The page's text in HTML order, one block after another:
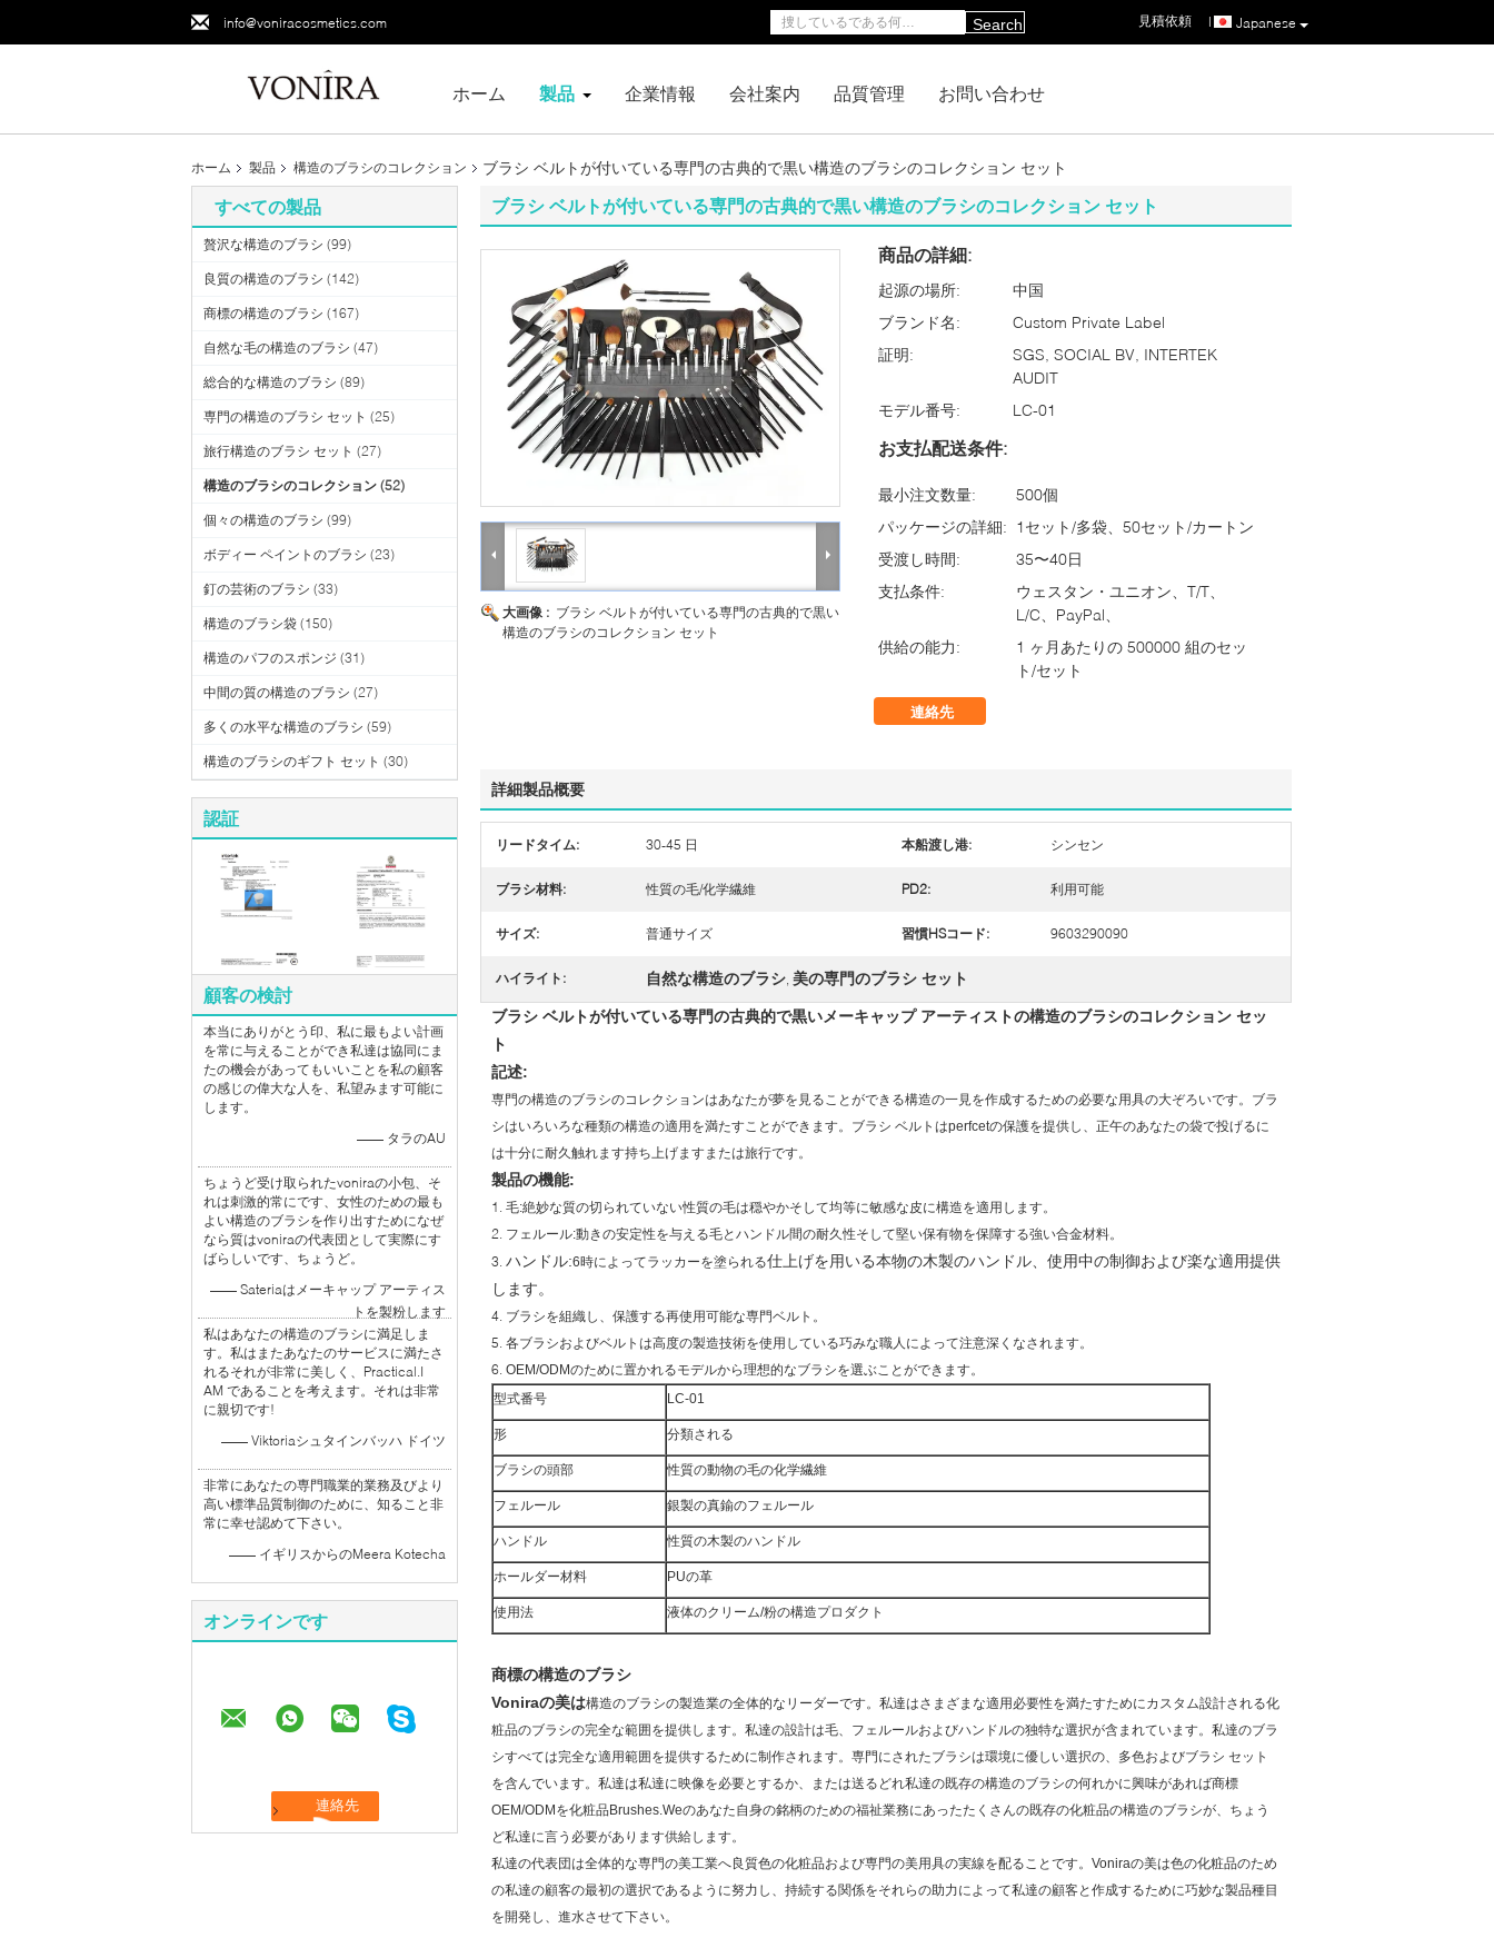
info@voniracosmetics.com Japanese
見積依頼 |
Search
ホーム 製品 企業情報 会社案内 品質管理 お問い合わせ
ホーム 製品 構造のブラシのコレクション ブラシ ベルトが付いている専門の古典的で黒い構造のブラシのコレクション セット
すべての製品
贅沢な構造のブラシ (99)
良質の構造のブラシ (142)
商標の構造のブラシ (167)
自然な毛の構造のブラシ (47)
総合的な構造のブラシ (89)
専門の構造のブラシ セット (25)
旅行構造のブラシ セット (27)
構造のブラシのコレクション (52)
個々の構造のブラシ (99)
ボディー ペイントのブラシ (23)
釘の芸術のブラシ (33)
構造のブラシ袋 (150)
構造のパフのスポンジ (31)
中間の質の構造のブラシ (27)
多くの水平な構造のブラシ (59)
構造のブラシのギフト セット (30)
認証
顧客の検討
本当にありがとう印、私に最もよい計画
を常に与えることができ私達は協同にま
たの機会があってもいいことを私の顧客
の感じの偉大な人を、私望みます可能に
します。
—— タラのAU
ちょうど受け取られたvoniraの小包、そ
れは刺激的常にです、女性のための最も
よい構造のブラシを作り出すためになぜ
なら質はvoniraの代表団として実際にす
ばらしいです、ちょうど。
—— Sateriaはメーキャップ アーティス
トを製粉します
私はあなたの構造のブラシに満足しま
す。私はまたあなたのサービスに満たさ
れるそれが非常に美しく、Practical.I
AM であることを考えます。それは非常
に親切です!
—— Viktoriaシュタインバッハ ドイツ
非常にあなたの専門職業的業務及びより
高い標準品質制御のために、知ること非
常に幸せ認めて下さい。
—— イギリスからのMeera Kotecha
オンラインです
ブラシ ベルトが付いている専門の古典的で黒い構造のブラシのコレクション セット
大画像 : ブラシ ベルトが付いている専門の古典的で黒い
構造のブラシのコレクション セット
商品の詳細:
起源の場所:
中国
ブランド名:
Custom Private Label
証明:
SGS, SOCIAL BV, INTERTEK
AUDIT
モデル番号:
LC-01
お支払配送条件:
最小注文数量:
500個
パッケージの詳細: 1セット/多袋、50セット/カートン
受渡し時間:
35〜40日
支払条件:
ウェスタン・ユニオン、T/T、
L/C、PayPal、
供給の能力:
1 ヶ月あたりの 500000 組のセッ
ト/セット
連絡先
詳細製品概要
リードタイム: 30-45 日 本船渡し港: シンセン
ブラシ材料: 性質の毛/化学繊維 PD2: 利用可能
サイズ: 普通サイズ 習慣HSコード: 9603290090
ハイライト: 自然な構造のブラシ, 美の専門のブラシ セット
ブラシ ベルトが付いている専門の古典的で黒いメーキャップ アーティストの構造のブラシのコレクション セッ
ト
記述:
専門の構造のブラシのコレクションはあなたが夢を見ることができる構造の一見を作成するための必要な用具の大ぞろいです。ブラ
シはいろいろな種類の構造の適用を満たすことができます。ブラシ ベルトはperfcetの保護を提供し、正午のあなたの袋で投げるに
は十分に耐久触れます持ち上げますまたは旅行です。
製品の機能:
1. 毛:絶妙な質の切られていない性質の毛は穏やかそして均等に敏感な皮に構造を適用します。
2. フェルール:動きの安定性を与える毛とハンドル間の耐久性そして堅い保有物を保障する強い合金材料。
3. ハンドル:6時によってラッカーを塗られる仕上げを用いる本物の木製のハンドル、使用中の制御および楽な適用提供
します。
4. ブラシを組織し、保護する再使用可能な専門ベルト。
5. 各ブラシおよびベルトは高度の製造技術を使用している巧みな職人によって注意深くなされます。
6. OEM/ODMのために置かれるモデルから理想的なブラシを選ぶことができます。
型式番号
LC-01
形 分類される
ブラシの頭部 性質の動物の毛の化学繊維
フェルール 銀製の真鍮のフェルール
ハンドル 性質の木製のハンドル
ホールダー材料 PUの革
使用法 液体のクリーム/粉の構造プロダクト
商標の構造のブラシ
Voniraの美は構造のブラシの製造業の全体的なリーダーです。私達はさまざまな適用必要性を満たすためにカスタム設計される化
粧品のブラシの完全な範囲を提供します。私達の設計は毛、フェルールおよびハンドルの独特な選択が含まれています。私達のブラ
シすべては完全な適用範囲を提供するために制作されます。専門にされたブラシは環境に優しい選択の、多色およびブラシ セット
を含んでいます。私達は私達に映像を必要とするか、または送るどれ私達の既存の構造のブラシの何れかに興味があれば商標
OEM/ODMを化粧品Brushes.Weのあなた自身の銘柄のための福祉業務にあったたくさんの既存の化粧品の構造のブラシが、ちょう
ど私達に言う必要があります供給します。
私達の代表団は全体的な専門の美工業へ良質色の化粧品および専門の美用具の実線を配ることです。Voniraの美は色の化粧品のため
の私達の顧客の最初の選択であるように努力し、持続する関係をそれらの助力によって私達の顧客と作成するために巧妙な製品種目
を開発し、進水させて下さい。